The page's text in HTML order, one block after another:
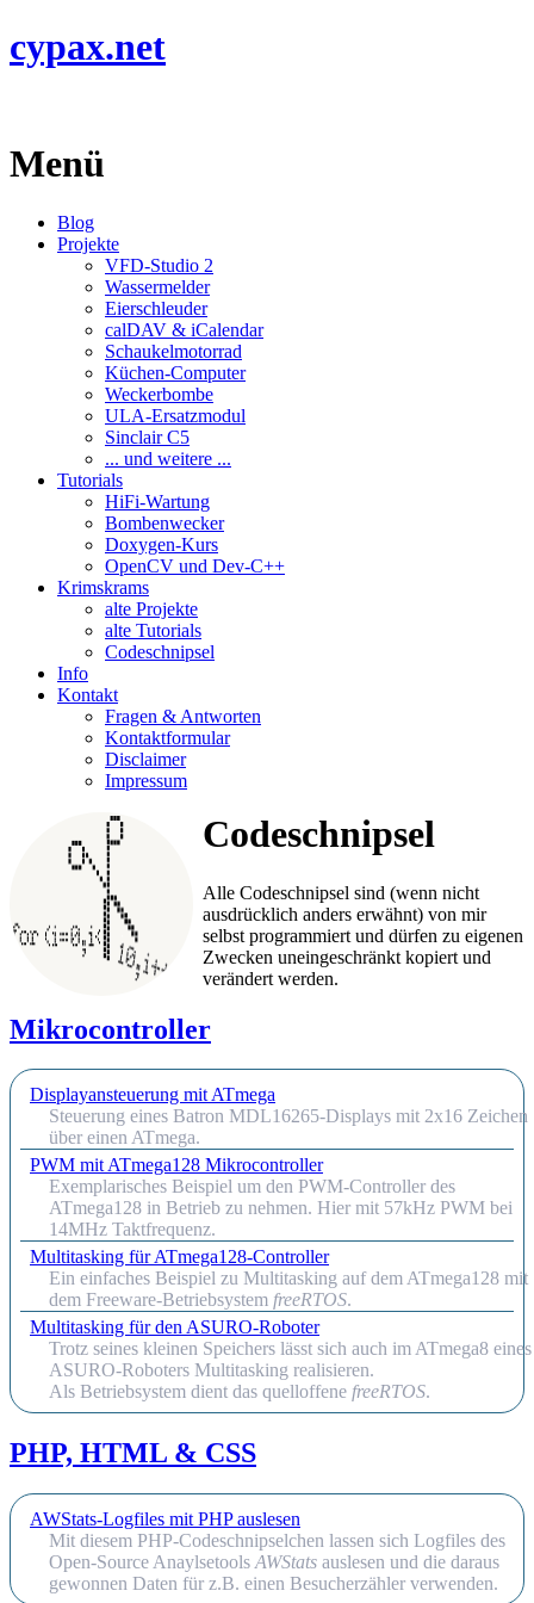
cypax.net
Menü
Blog
Projekte
VFD-Studio 2
Wassermelder
Eierschleuder
calDAV & iCalendar
Schaukelmotorrad
Küchen-Computer
Weckerbombe
ULA-Ersatzmodul
Sinclair C5
... und weitere ...
Tutorials
HiFi-Wartung
Bombenwecker
Doxygen-Kurs
OpenCV und Dev-C++
Krimskrams
alte Projekte
alte Tutorials
Codeschnipsel
Info
Kontakt
Fragen & Antworten
Kontaktformular
Disclaimer
Impressum
Codeschnipsel
Alle Codeschnipsel sind (wenn nicht
ausdrücklich anders erwähnt) von mir
selbst programmiert und dürfen zu eigenen
Zwecken uneingeschränkt kopiert und
verändert werden.
Mikrocontroller
Displayansteuerung mit ATmega
Steuerung eines Batron MDL16265-Displays mit 2x16 Zeichen
über einen ATmega.
PWM mit ATmega128 Mikrocontroller
Exemplarisches Beispiel um den PWM-Controller des
ATmega128 in Betrieb zu nehmen. Hier mit 57kHz PWM bei
14MHz Taktfrequenz.
Multitasking für ATmega128-Controller
Ein einfaches Beispiel zu Multitasking auf dem ATmega128 mit
dem Freeware-Betriebsystem freeRTOS.
Multitasking für den ASURO-Roboter
Trotz seines kleinen Speichers lässt sich auch im ATmega8 eines
ASURO-Roboters Multitasking realisieren.
Als Betriebsystem dient das quelloffene freeRTOS.
PHP, HTML & CSS
AWStats-Logfiles mit PHP auslesen
Mit diesem PHP-Codeschnipselchen lassen sich Logfiles des
Open-Source Anaylsetools AWStats auslesen und die daraus
gewonnen Daten für z.B. einen Besucherzähler verwenden.